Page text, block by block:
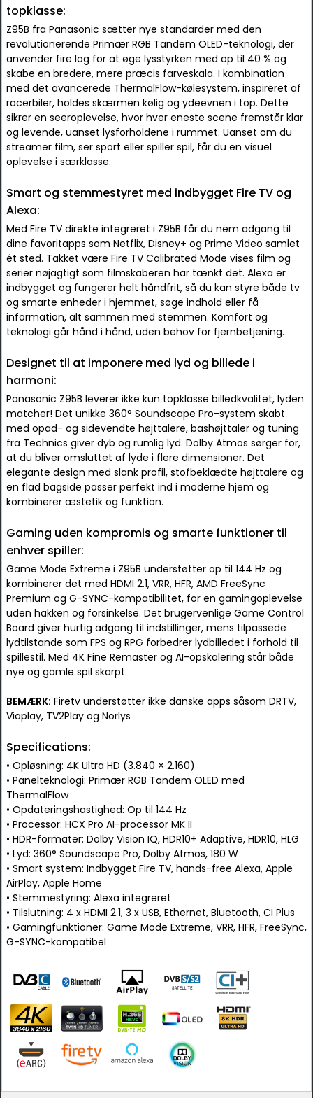
topklasse:
Z95B fra Panasonic sætter nye standarder med den
revolutionerende Primær RGB Tandem OLED-teknologi, der
anvender fire lag for at øge lysstyrken med op til 40 % og
skabe en bredere, mere præcis farveskala. I kombination
med det avancerede ThermalFlow-kølesystem, inspireret af
racerbiler, holdes skærmen kølig og ydeevnen i top. Dette
sikrer en seeroplevelse, hvor hver eneste scene fremstår klar
og levende, uanset lysforholdene i rummet. Uanset om du
streamer film, ser sport eller spiller spil, får du en visuel
oplevelse i særklasse.
Smart og stemmestyret med indbygget Fire TV og
Alexa:
Med Fire TV direkte integreret i Z95B får du nem adgang til
dine favoritapps som Netflix, Disney+ og Prime Video samlet
ét sted. Takket være Fire TV Calibrated Mode vises film og
serier nøjagtigt som filmskaberen har tænkt det. Alexa er
indbygget og fungerer helt håndfrit, så du kan styre både tv
og smarte enheder i hjemmet, søge indhold eller få
information, alt sammen med stemmen. Komfort og
teknologi går hånd i hånd, uden behov for fjernbetjening.
Designet til at imponere med lyd og billede i
harmoni:
Panasonic Z95B leverer ikke kun topklasse billedkvalitet, lyden
matcher! Det unikke 360° Soundscape Pro-system skabt
med opad- og sidevendte højttalere, bashøjttaler og tuning
fra Technics giver dyb og rumlig lyd. Dolby Atmos sørger for,
at du bliver omsluttet af lyde i flere dimensioner. Det
elegante design med slank profil, stofbeklædte højttalere og
en flad bagside passer perfekt ind i moderne hjem og
kombinerer æstetik og funktion.
Gaming uden kompromis og smarte funktioner til
enhver spiller:
Game Mode Extreme i Z95B understøtter op til 144 Hz og
kombinerer det med HDMI 2.1, VRR, HFR, AMD FreeSync
Premium og G-SYNC-kompatibilitet, for en gamingoplevelse
uden hakken og forsinkelse. Det brugervenlige Game Control
Board giver hurtig adgang til indstillinger, mens tilpassede
lydtilstande som FPS og RPG forbedrer lydbilledet i forhold til
spillestil. Med 4K Fine Remaster og AI-opskalering står både
nye og gamle spil skarpt.
BEMÆRK: Firetv understøtter ikke danske apps såsom DRTV,
Viaplay, TV2Play og Norlys
Specifications:
• Opløsning: 4K Ultra HD (3.840 × 2.160)
• Panelteknologi: Primær RGB Tandem OLED med
ThermalFlow
• Opdateringshastighed: Op til 144 Hz
• Processor: HCX Pro AI-processor MK II
• HDR-formater: Dolby Vision IQ, HDR10+ Adaptive, HDR10, HLG
• Lyd: 360° Soundscape Pro, Dolby Atmos, 180 W
• Smart system: Indbygget Fire TV, hands-free Alexa, Apple
AirPlay, Apple Home
• Stemmestyring: Alexa integreret
• Tilslutning: 4 x HDMI 2.1, 3 x USB, Ethernet, Bluetooth, CI Plus
• Gamingfunktioner: Game Mode Extreme, VRR, HFR, FreeSync,
G-SYNC-kompatibel